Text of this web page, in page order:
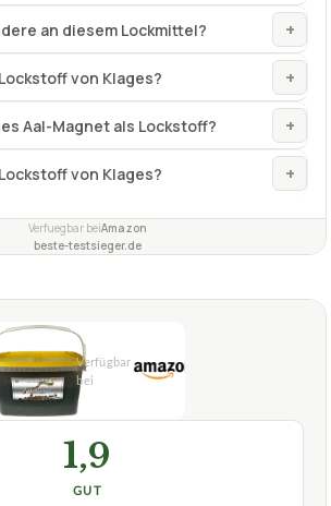
an diesem Lockmittel? +
von Klages? +
Aal-Magnet als Lockstoff? +
von Klages? +
Verfuegbar beiAmazon
beste-testsieger.de
1,9
GUT